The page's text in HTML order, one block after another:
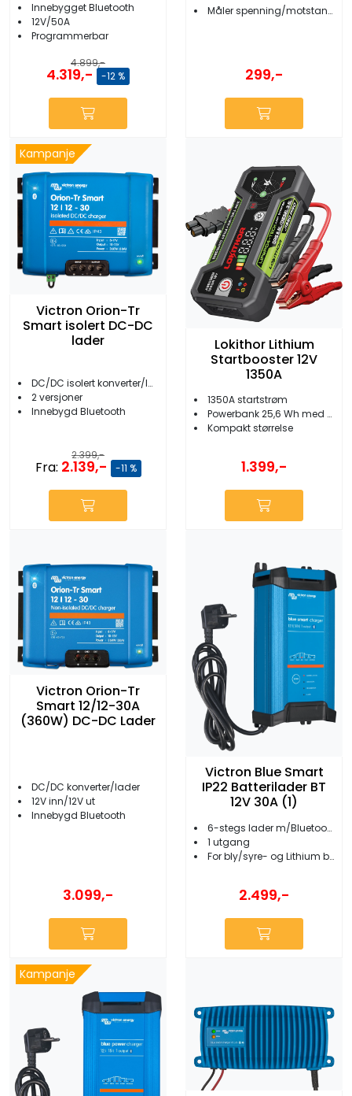
Innebygget Bluetooth
12V/50A
Programmerbar
4.899,-
4.319,- -12 %
Måler spenning/motstand/strøm
299,-
Kampanje
Victron Orion-Tr
Smart isolert DC-DC
lader
DC/DC isolert konverter/lader
2 versjoner
Innebygd Bluetooth
2.399,-
Fra: 2.139,- -11 %
Lokithor Lithium
Startbooster 12V
1350A
1350A startstrøm
Powerbank 25,6 Wh med USB-uttak og lys
Kompakt størrelse
1.399,-
Victron Orion-Tr
Smart 12/12-30A
(360W) DC-DC Lader
DC/DC konverter/lader
12V inn/12V ut
Innebygd Bluetooth
3.099,-
Victron Blue Smart
IP22 Batterilader BT
12V 30A (1)
6-stegs lader m/Bluetooth
1 utgang
For bly/syre- og Lithium batterier
2.499,-
Kampanje